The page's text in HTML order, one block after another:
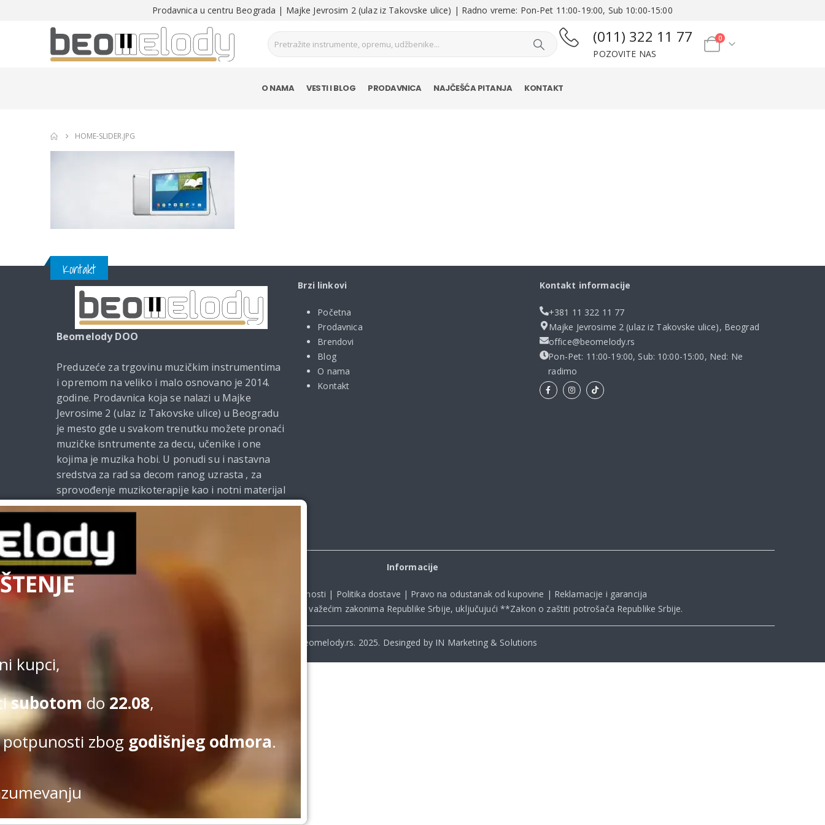
Prodavnica u centru Beograda | Majke Jevrosim 2 (ulaz iz Takovske ulice) | Radno vreme: Pon-Pet 11:00-19:00, Sub 10:00-15:00
(011) 322 11 77
POZOVITE NAS
0
O NAMA VESTI I BLOG PRODAVNICA NAJČEŠĆA PITANJA KONTAKT
HOME-SLIDER.JPG
Kontakt
Beomelody DOO
Preduzeće za trgovinu muzičkim instrumentima
i opremom na veliko i malo osnovano je 2014.
godine. Prodavnica koja se nalazi u Majke
Jevrosime 2 (ulaz iz Takovske ulice) u Beogradu
je mesto gde u svakom trenutku možete pronaći
muzičke isntrumente za decu, učenike i one
kojima je muzika hobi. U ponudi su i nastavna
sredstva za rad sa decom ranog uzrasta , za
sprovođenje muzikoterapije kao i notni materijal
i udžbenici za muzičke škole. Od 2021. godine
Beomelody se bavi i izdavačkom delatnošću.
Brzi linkovi
Početna
Prodavnica
Brendovi
Blog
O nama
Kontakt
Kontakt informacije
+381 11 322 11 77
Majke Jevrosime 2 (ulaz iz Takovske ulice), Beograd
office@beomelody.rs
Pon-Pet: 11:00-19:00, Sub: 10:00-15:00, Ned: Ne
radimo
Kupovina na sajtu obavlja se u skladu sa važećim zakonima Republike Srbije, uključujući **Zakon o zaštiti potrošača Republike Srbije.
Informacije
Politika privatnosti | Politika dostave | Pravo na odustanak od kupovine | Reklamacije i garancija
© Beomelody.rs. 2025. Desinged by IN Marketing & Solutions
kupci,
subotomdo 22.08,
zbog godišnjeg odmora.